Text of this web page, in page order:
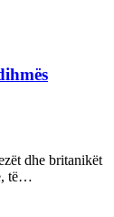
dhe britanikët
të…